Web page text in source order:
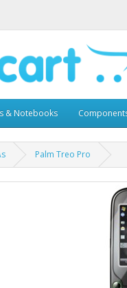
& Notebooks
Palm Treo Pro